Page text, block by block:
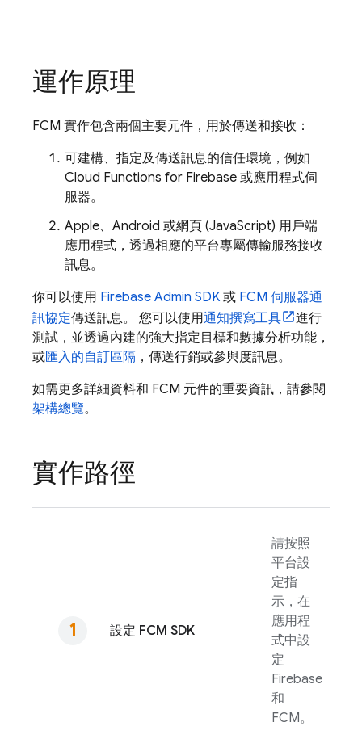
運作原理
FCM 實作包含兩個主要元件，用於傳送和接收：
可建構、指定及傳送訊息的信任環境，例如
Cloud Functions for Firebase 或應用程式伺
服器。
Apple、Android 或網頁 (JavaScript) 用戶端
應用程式，透過相應的平台專屬傳輸服務接收
訊息。
你可以使用 Firebase Admin SDK 或 FCM 伺服器通
訊協定傳送訊息。 您可以使用通知撰寫工具
進行
測試，並透過內建的強大指定目標和數據分析功能，
或匯入的自訂區隔 ，傳送行銷或參與度訊息。
如需更多詳細資料和 FCM 元件的重要資訊，請參閱
架構總覽。
實作路徑
設定 FCM SDK
請按照
平台設
定指
示，在
應用程
式中設
定
Firebase
和
FCM。